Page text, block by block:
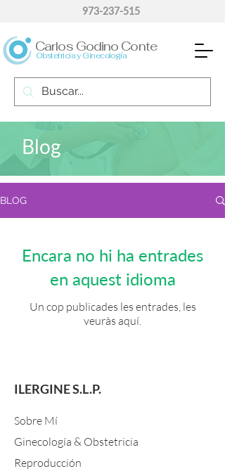
Obstetricia y Ginecología
Carlos Godino Conte
973-237-515
Blog
BLOG
Encara no hi ha entrades
en aquest idioma
Un cop publicades les entrades, les
veuràs aquí.
ILERGINE S.L.P.
Sobre Mí
Ginecología & Obstetricia
Reproducción